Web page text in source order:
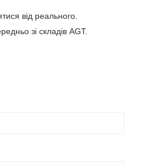
від реального.
зі складів AGT.